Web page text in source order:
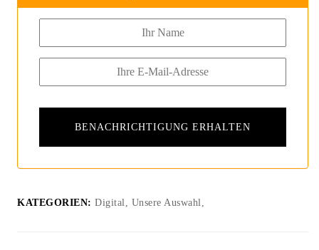
KATEGORIEN: Digital, Unsere Auswahl,